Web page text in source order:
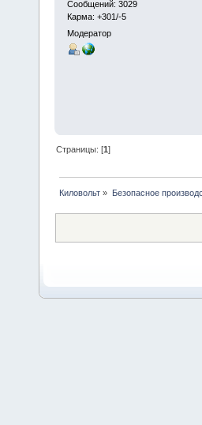
Сообщений: 3029
Карма: +301/-5
Модератор
Страницы: [1]
Киловольт » Безопасное